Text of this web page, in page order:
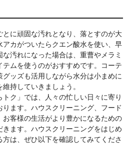
に頑固な汚れとなり、落とすのが大
カがついたらクエン酸水を使い、早
汚れになった場合は、重曹やメラミ
テムを使うのがおすすめです。コーテ
グッズも活用しながら水分は小まめに
持していきましょう。
ク」では、人々の忙しい日々に寄り
ます。ハウスクリーニング、フード
客様の生活がより豊かになるための
ます。ハウスクリーニングをはじめ
は、ぜひ以下を確認してみてくださ